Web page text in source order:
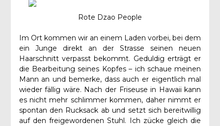
Rote Dzao People
Im Ort kommen wir an einem Laden vorbei, bei dem
ein Junge direkt an der Strasse seinen neuen
Haarschnitt verpasst bekommt. Geduldig erträgt er
die Bearbeitung seines Kopfes – ich schaue meinen
Mann an und bemerke, dass auch er eigentlich mal
wieder fällig wäre. Nach der Friseuse in Hawaii kann
es nicht mehr schlimmer kommen, daher nimmt er
spontan den Rucksack ab und setzt sich bereitwillig
auf den freigewordenen Stuhl. Ich zücke gleich die